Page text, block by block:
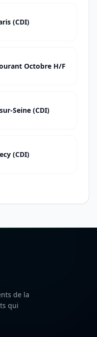
(CDI)
Octobre H/F
Seine (CDI)
(CDI)
de la
qui